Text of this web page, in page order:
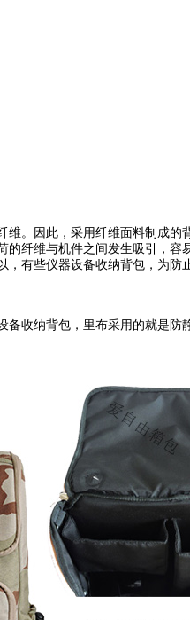
因此，采用纤维面料制成的
纤维与机件之间发生吸引，
有些仪器设备收纳背包，为防
收纳背包，里布采用的就是防静